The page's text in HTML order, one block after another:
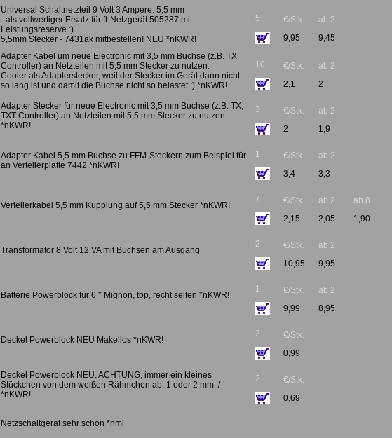
Universal Schaltnetzteil 9 Volt 3 Ampere. 5,5 mm
- als vollwertiger Ersatz für ft-Netzgerät 505287 mit
Leistungsreserve :)
5,5mm Stecker - 7431ak mitbestellen! NEU *nKWR!
5
€/Stk.
9,95
ab 2
9,45
Adapter Kabel um neue Electronic mit 3,5 mm Buchse (z.B. TX
Controller) an Netzteilen mit 5,5 mm Stecker zu nutzen.
Cooler als Adapterstecker, weil der Stecker im Gerät dann nicht
so lang ist und damit die Buchse nicht so belastet :) *nKWR!
10
€/Stk.
2,1
ab 2
2
Adapter Stecker für neue Electronic mit 3,5 mm Buchse (z.B. TX,
TXT Controller) an Netzteilen mit 5,5 mm Stecker zu nutzen.
*nKWR!
3
€/Stk.
2
ab 2
1,9
Adapter Kabel 5,5 mm Buchse zu FFM-Steckern zum Beispiel für
an Verteilerplatte 7442 *nKWR!
1
€/Stk.
3,4
ab 2
3,3
Verteilerkabel 5,5 mm Kupplung auf 5,5 mm Stecker *nKWR!
7
€/Stk.
2,15
ab 2
2,05
ab 8
1,90
Transformator 8 Volt 12 VA mit Buchsen am Ausgang
2
€/Stk.
10,95
ab 2
9,95
Batterie Powerblock für 6 * Mignon, top, recht selten *nKWR!
1
€/Stk.
9,99
ab 2
8,95
Deckel Powerblock NEU Makellos *nKWR!
2
€/Stk.
0,99
Deckel Powerblock NEU. ACHTUNG, immer ein kleines
Stückchen von dem weißen Rähmchen ab. 1 oder 2 mm :/
*nKWR!
2
€/Stk.
0,69
Netzschaltgerät sehr schön *nml